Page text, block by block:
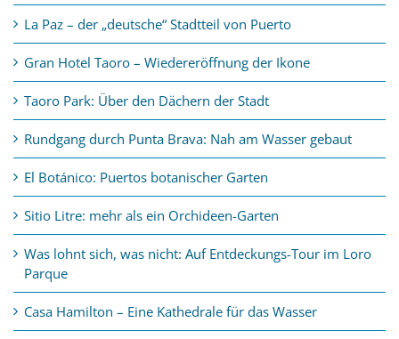
La Paz – der „deutsche“ Stadtteil von Puerto
Gran Hotel Taoro – Wiedereröffnung der Ikone
Taoro Park: Über den Dächern der Stadt
Rundgang durch Punta Brava: Nah am Wasser gebaut
El Botánico: Puertos botanischer Garten
Sitio Litre: mehr als ein Orchideen-Garten
Was lohnt sich, was nicht: Auf Entdeckungs-Tour im Loro
Parque
Casa Hamilton – Eine Kathedrale für das Wasser